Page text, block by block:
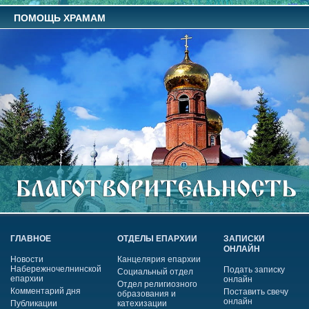
ПОМОЩЬ ХРАМАМ
ГЛАВНОЕ
Новости
Набережночелнинской
епархии
Комментарий дня
Публикации
ОТДЕЛЫ ЕПАРХИИ
Канцелярия епархии
Социальный отдел
Отдел религиозного
образования и
катехизации
ЗАПИСКИ
ОНЛАЙН
Подать записку
онлайн
Поставить свечу
онлайн